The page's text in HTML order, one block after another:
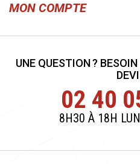
MON COMPTE
UNE QUESTION ?
02 40
8H30 À 18H